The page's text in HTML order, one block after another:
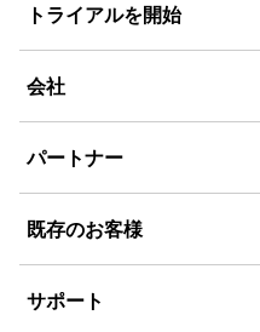
トライアルを開始
会社
パートナー
既存のお客様
サポート